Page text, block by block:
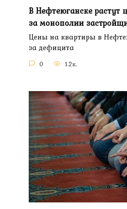
В Нефтеюганске растут
за монополии
Цены на квартиры в
за дефицита
0 1.2к.